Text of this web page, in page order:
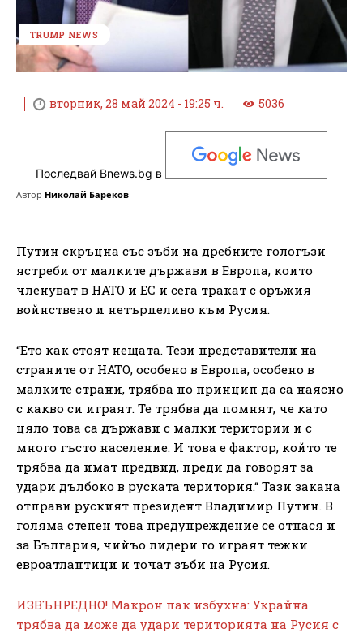
TRUMP NEWS
вторник, 28 май 2024 - 19:25 ч. 5036
Последвай Bnews.bg в
Автор Николай Бареков
Путин скръцна със зъби на дребните гологъзи
ястреби от малките държави в Европа, които
членуват в НАТО и ЕС и сега тракат с оръжия
войнствено и нетърпеливо към Русия.
“Ето как стоят нещата. Тези представители на
страните от НАТО, особено в Европа, особено в
малките страни, трябва по принцип да са наясно
с какво си играят. Те трябва да помнят, че като
цяло това са държави с малки територии и с
много гъсто население. И това е фактор, който те
трябва да имат предвид, преди да говорят за
удари дълбоко в руската територия.“ Тази закана
отправи руският президент Владимир Путин. В
голяма степен това предупреждение се отнася и
за България, чийъо лидери го играят тежки
евроатлантици и точат зъби на Русия.
ИЗВЪНРЕДНО! Макрон пак избухна: Украйна
трябва да може да удари територията на Русия с